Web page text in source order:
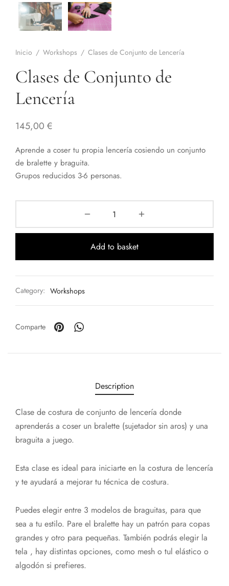
Inicio / Workshops / Clases de Conjunto de Lencería
Clases de Conjunto de
Lencería
145,00 €
Aprende a coser tu propia lencería cosiendo un conjunto
de bralette y braguita.
Grupos reducidos 3-6 personas.
Add to basket
Category: Workshops
Comparte
Description
Clase de costura de conjunto de lencería donde
aprenderás a coser un bralette (sujetador sin aros) y una
braguita a juego.
Esta clase es ideal para iniciarte en la costura de lencería
y te ayudará a mejorar tu técnica de costura.
Puedes elegir entre 3 modelos de braguitas, para que
sea a tu estilo. Pare el bralette hay un patrón para copas
grandes y otro para pequeñas. También podrás elegir la
tela , hay distintas opciones, como mesh o tul elástico o
algodón si prefieres.